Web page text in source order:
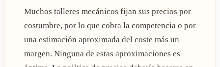
Muchos talleres mecánicos fijan sus precios por
costumbre, por lo que cobra la competencia o por
una estimación aproximada del coste más un
margen. Ninguna de estas aproximaciones es